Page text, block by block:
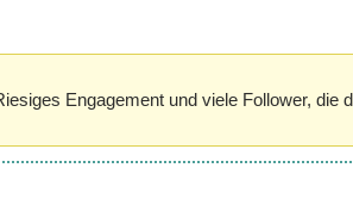
Engagement und viele Follower, die